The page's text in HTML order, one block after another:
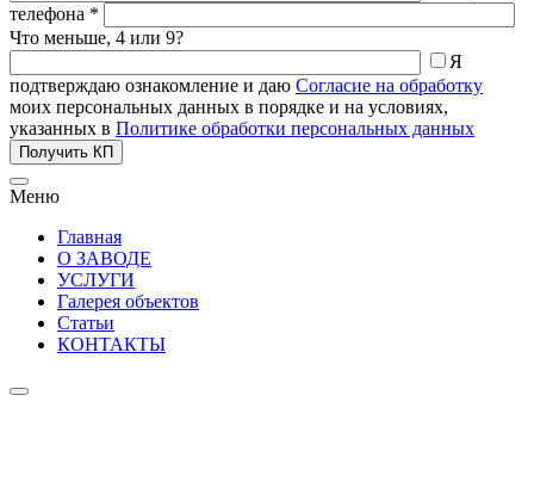
телефона *
Что меньше, 4 или 9?
Я
подтверждаю ознакомление и даю Согласие на обработку
моих персональных данных в порядке и на условиях,
указанных в Политике обработки персональных данных
Получить КП
Меню
Главная
О ЗАВОДЕ
УСЛУГИ
Галерея объектов
Статьи
КОНТАКТЫ